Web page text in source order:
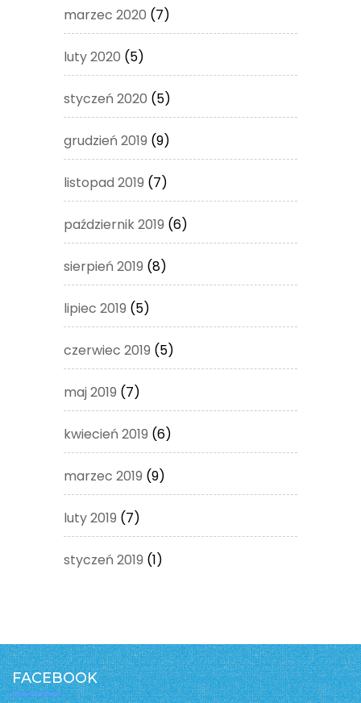
marzec 2020 (7)
luty 2020 (5)
styczeń 2020 (5)
grudzień 2019 (9)
listopad 2019 (7)
październik 2019 (6)
sierpień 2019 (8)
lipiec 2019 (5)
czerwiec 2019 (5)
maj 2019 (7)
kwiecień 2019 (6)
marzec 2019 (9)
luty 2019 (7)
styczeń 2019 (1)
FACEBOOK